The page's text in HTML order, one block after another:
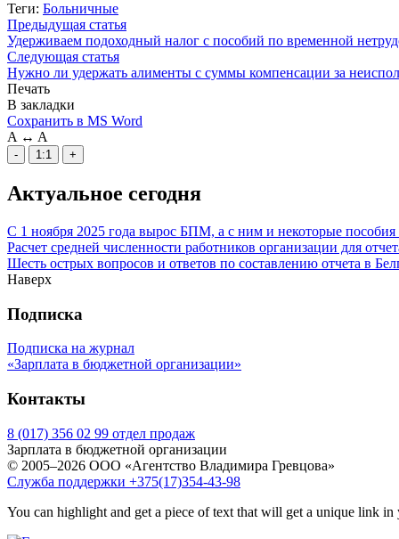
Теги: Больничные
Предыдущая статья
Удерживаем подоходный налог с пособий по временной
Следующая статья
Нужно ли удержать алименты с суммы компенсации за
Печать
В закладки
Сохранить в MS Word
A ↔ A
- 1:1 +
Актуальное сегодня
С 1 ноября 2025 года вырос БПМ, а с ним и некоторые
Расчет средней численности работников организации для
Шесть острых вопросов и ответов по составлению отчета в
Наверх
Подписка
Подписка на журнал
«Зарплата в бюджетной организации»
Контакты
8 (017) 356 02 99 отдел продаж
Зарплата в бюджетной организации
© 2005–2026 ООО «Агентство Владимира Гревцова»
Служба поддержки +375(17)354-43-98
You can highlight and get a piece of text that will get a unique link in